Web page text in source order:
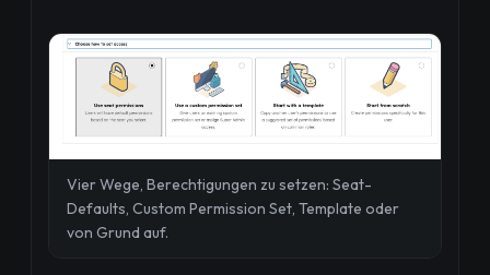
Vier Wege, Berechtigungen zu setzen: Seat-
Defaults, Custom Permission Set, Template oder
von Grund auf.